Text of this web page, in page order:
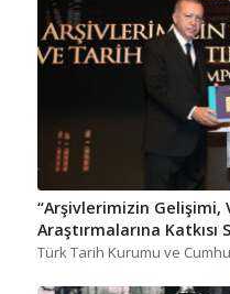
“Arşivlerimizin Gelişimi,
Araştırmalarına Katkısı
Türk Tarih Kurumu ve